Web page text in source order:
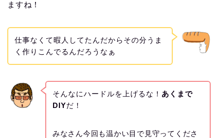
ますね！
仕事なくて暇人してたんだからその分うま
く作りこんでるんだろうなぁ
そんなにハードルを上げるな！ あくまで
DIYだ！
みなさん今回も温かい目で見守ってくださ